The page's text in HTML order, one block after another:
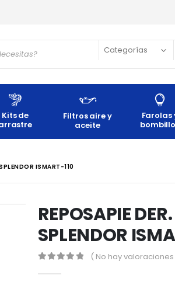
Categorías
Kits de
Filtros aire y
aceite
Farolas
ISMART-110
REPOSAPIE
SPLENDOR
( No hay